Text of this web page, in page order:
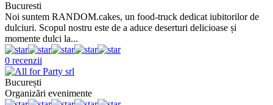
Bucuresti
Noi suntem RANDOM.cakes, un food-truck dedicat iubitorilor de
dulciuri. Scopul nostru este de a aduce deserturi delicioase și
momente dulci la...
0 recenzii
București
Organizări evenimente